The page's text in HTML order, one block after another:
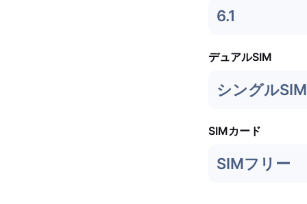
6.1
デュアルSIM
シングル
SIMカード
SIMフリー